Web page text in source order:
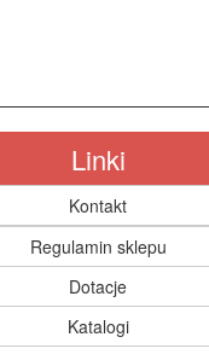
Linki
Kontakt
Regulamin sklepu
Dotacje
Katalogi